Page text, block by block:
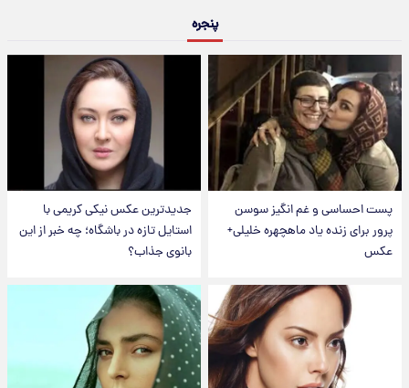
پنجره
پست احساسی و غم انگیز سوسن
پرور برای زنده یاد ماهچهره خلیلی+
عکس
جدیدترین عکس نیکی کریمی با
استایل تازه در باشگاه؛ چه خبر از این
بانوی جذاب؟